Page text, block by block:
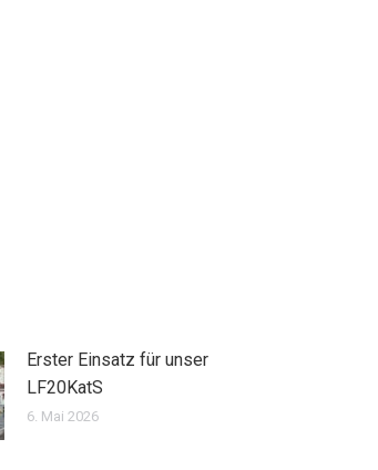
Erster Einsatz für unser
LF20KatS
6. Mai 2026